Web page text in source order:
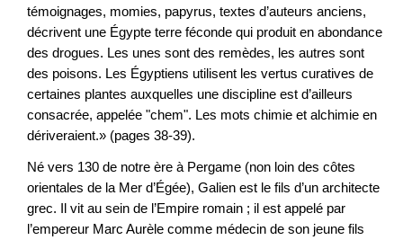
témoignages, momies, papyrus, textes d’auteurs anciens,
décrivent une Égypte terre féconde qui produit en abondance
des drogues. Les unes sont des remèdes, les autres sont
des poisons. Les Égyptiens utilisent les vertus curatives de
certaines plantes auxquelles une discipline est d’ailleurs
consacrée, appelée "chem". Les mots chimie et alchi­mie en
dériveraient.» (pages 38-39).
Né vers 130 de notre ère à Pergame (non loin des côtes
orientales de la Mer d’Égée), Galien est le fils d’un architecte
grec. Il vit au sein de l’Empire romain ; il est appelé par
l’empereur Marc Aurèle comme médecin de son jeune fils